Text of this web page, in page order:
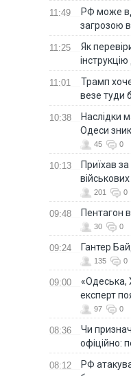
11:49
РФ може
загрозою
11:25
Як
11:01
Трамп
везе туди
10:38
Наслідки
Одеси
45 0
10:13
Приїхав
201 0
09:48 Пентагон
30 0
09:24 Гантер
135 0
09:00
«Одеська,
експерт
97 0
08:36
Чи
офіційно:
08:12
РФ